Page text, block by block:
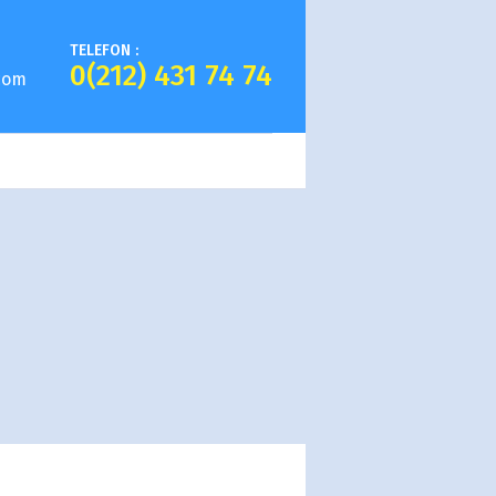
TELEFON :
0(212) 431 74 74